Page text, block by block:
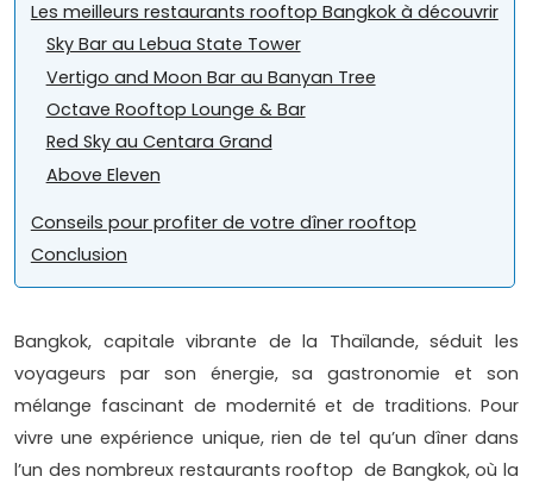
Les meilleurs restaurants rooftop Bangkok à découvrir
Sky Bar au Lebua State Tower
Vertigo and Moon Bar au Banyan Tree
Octave Rooftop Lounge & Bar
Red Sky au Centara Grand
Above Eleven
Conseils pour profiter de votre dîner rooftop
Conclusion
Bangkok, capitale vibrante de la Thaïlande, séduit les
voyageurs par son énergie, sa gastronomie et son
mélange fascinant de modernité et de traditions. Pour
vivre une expérience unique, rien de tel qu’un dîner dans
l’un des nombreux restaurants rooftop de Bangkok, où la